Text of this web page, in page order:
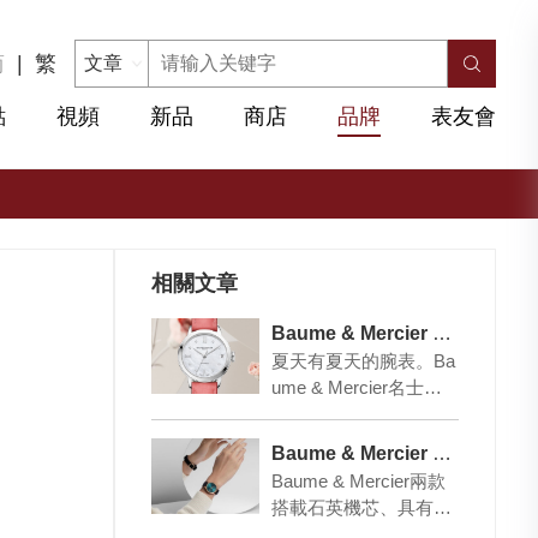
| 繁
視頻 新品 商店 品牌 表友會
相關文章
Baume & Mercier 玩轉色彩
夏天有夏天的腕表。Ba
ume & Mercier名士推
Baume & Mercier 全新BAUME奔系列腕表
Baume & Mercier兩款
搭載石英機芯、具有小